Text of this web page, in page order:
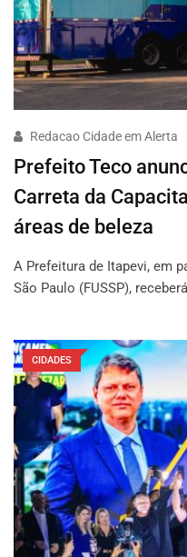
Redacao Cidade em Alerta
Prefeito Teco
Carreta da
áreas de beleza
A Prefeitura de Itapevi, em
São Paulo (FUSSP),
CIDADES